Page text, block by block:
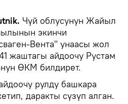
Чүй облусунун Жайыл
экинчи
Вента" унаасы жол
жаштагы айдоочу Рустам
ӨКМ билдирет.
рулду башкара
даракты сүзүп алган.